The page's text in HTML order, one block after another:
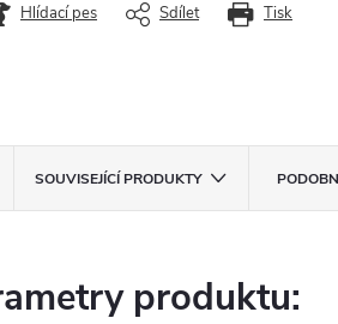
Tisk
Hlídací pes Sdílet
SOUVISEJÍCÍ PRODUKTY
produktu: